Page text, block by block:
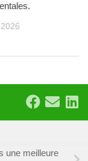
une meilleure